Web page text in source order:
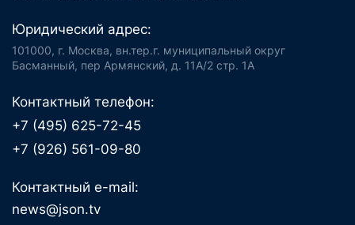
Юридический адрес:
101000, г. Москва, вн.тер.г. муниципальный округ
Басманный, пер Армянский, д. 11А/2 стр. 1А
Контактный телефон:
+7 (495) 625-72-45
+7 (926) 561-09-80
Контактный e-mail:
news@json.tv